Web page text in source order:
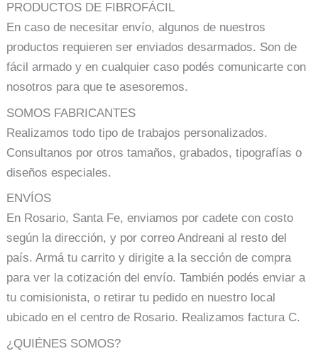
PRODUCTOS DE FIBROFÁCIL
En caso de necesitar envío, algunos de nuestros
productos requieren ser enviados desarmados. Son de
fácil armado y en cualquier caso podés comunicarte con
nosotros para que te asesoremos.
SOMOS FABRICANTES
Realizamos todo tipo de trabajos personalizados.
Consultanos por otros tamaños, grabados, tipografías o
diseños especiales.
ENVÍOS
En Rosario, Santa Fe, enviamos por cadete con costo
según la dirección, y por correo Andreani al resto del
país. Armá tu carrito y dirigite a la sección de compra
para ver la cotización del envío. También podés enviar a
tu comisionista, o retirar tu pedido en nuestro local
ubicado en el centro de Rosario. Realizamos factura C.
¿QUIÉNES SOMOS?